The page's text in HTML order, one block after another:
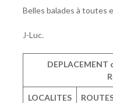
Belles balades à toutes
J-Luc.
DEPLACEMENT
LOCALITES